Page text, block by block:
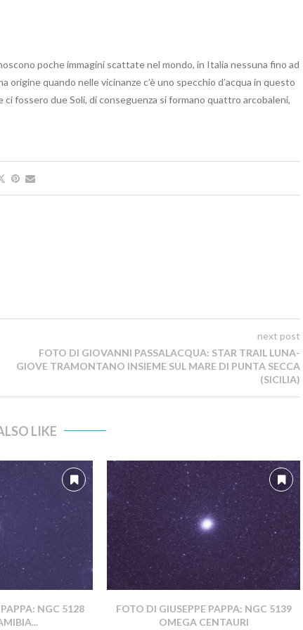
poche immagini scattate nel mondo, in Italia nessuna fino ad
quando nelle vicinanze c’è uno specchio d’acqua in questo
fossero due Soli, di conseguenza si formano quattro arcobaleni,
next post
FOTO DI GIOVANNI PASSALACQUA: STAR TRAIL LUNA-
GIOVE TRAMONTANO INSIEME SUL MARE DI PUNTA SECCA
(SICILIA)
LIKE
NGC 5128
FOTO DI GIUSEPPE PAPPA: NGC 5139
OMEGA CENTAURI